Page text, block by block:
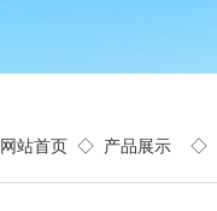
网站首页 ◇ 产品展示 ◇